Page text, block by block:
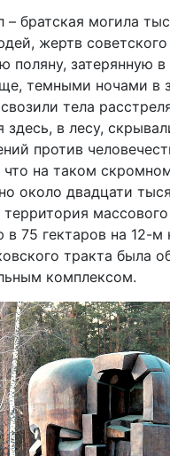
братская могила
жертв
поляну, затерянную
темными ночами в
тела
здесь, в лесу,
против
что на таком
около двадцати
территория
в 75 гектаров на 12-м
тракта была
комплексом.